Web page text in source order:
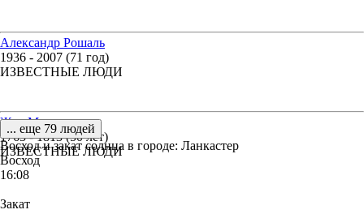
Александр Рошаль
1936 - 2007 (71 год)
ИЗВЕСТНЫЕ ЛЮДИ
Жан Моро
1763 - 1813 (50 лет)
ИЗВЕСТНЫЕ ЛЮДИ
... еще 79 людей
Восход и закат солнца в городе: Ланкастер
Восход
16:08
Закат